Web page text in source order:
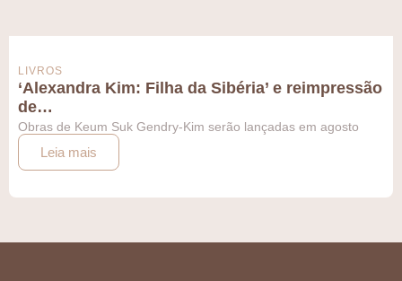
LIVROS
‘Alexandra Kim: Filha da Sibéria’ e reimpressão
de…
Obras de Keum Suk Gendry-Kim serão lançadas em agosto
Leia mais